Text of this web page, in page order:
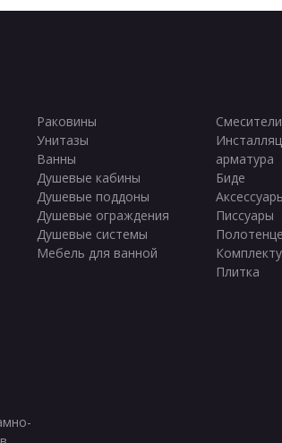
Раковины
Унитазы
Ванны
Душевые кабины
Душевые поддоны
Душевые ограждения
Душевые системы
Мебель для ванной
Смесители
арматура
Биде
Писсуары
Плитка